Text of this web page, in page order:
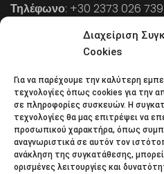
Διαχείριση
Cookies
Για να παρέχουμε την καλύτερη
τεχνολογίες όπως cookies για την
σε πληροφορίες συσκευών. Η
τεχνολογίες θα μας επιτρέψει να
προσωπικού χαρακτήρα, όπως
αναγνωριστικά σε αυτόν τον
ανάκληση της συγκατάθεσης,
ορισμένες λειτουργίες και
Τηλέφωνο: +30 2373 026 739
: +30 2373 026 739
: info@cpaa.gr
NEWSLETTER
Κάντε εγγραφή στο ηλεκτρονικό
στο επίκεντρο της οικονομικής